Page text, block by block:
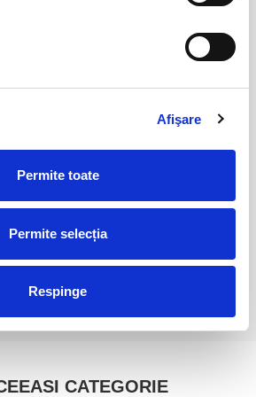
Afişare
Permite toate
Permite selecția
Respinge
-
Colier granat cub fatetat -
2,8 mm
CATEGORIE